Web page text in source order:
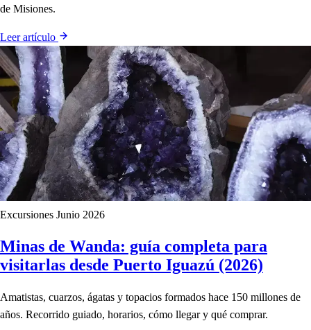
de Misiones.
Leer artículo
Excursiones Junio 2026
Minas de Wanda: guía completa para
visitarlas desde Puerto Iguazú (2026)
Amatistas, cuarzos, ágatas y topacios formados hace 150 millones de
años. Recorrido guiado, horarios, cómo llegar y qué comprar.